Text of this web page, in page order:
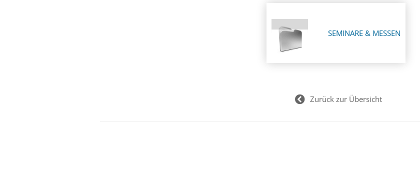
SEMINARE & MESSEN
Zurück zur Übersicht